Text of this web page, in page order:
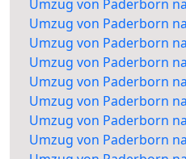
Umzug von Paderborn
Umzug von Paderborn
Umzug von Paderborn
Umzug von Paderborn
Umzug von Paderborn
Umzug von Paderborn
Umzug von Paderborn
Umzug von Paderborn